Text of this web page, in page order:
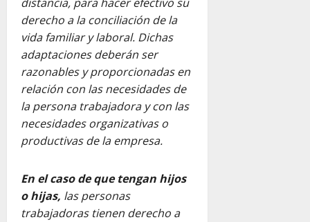
derecho a la conciliación de la
vida familiar y laboral. Dichas
adaptaciones deberán ser
razonables y proporcionadas en
relación con las necesidades de
la persona trabajadora y con las
necesidades organizativas o
productivas de la empresa.
En el caso de que tengan hijos
o hijas, las personas
trabajadoras tienen derecho a